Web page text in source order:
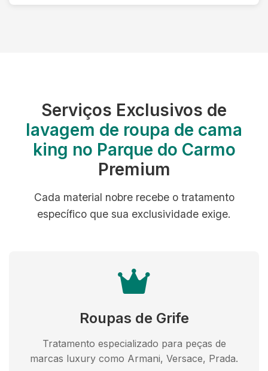
Serviços Exclusivos de
lavagem de roupa de cama
king no Parque do Carmo
Premium
Cada material nobre recebe o tratamento
específico que sua exclusividade exige.
Roupas de Grife
Tratamento especializado para peças de
marcas luxury como Armani, Versace, Prada.